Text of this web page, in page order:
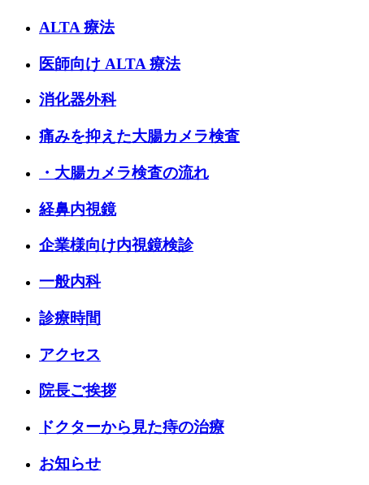
ALTA 療法
医師向け ALTA 療法
消化器外科
痛みを抑えた大腸カメラ検査
・大腸カメラ検査の流れ
経鼻内視鏡
企業様向け内視鏡検診
一般内科
診療時間
アクセス
院長ご挨拶
ドクターから見た痔の治療
お知らせ